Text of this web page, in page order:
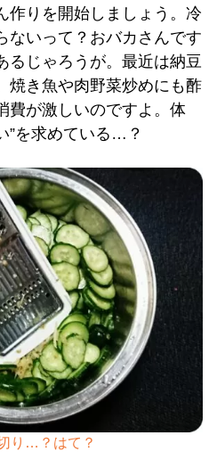
作りを開始しましょう。冷
ないって？おバカさんです
じゃろうが。最近は納豆
焼き魚や肉野菜炒めにも酢
費が激しいのですよ。体
”を求めている…？
り…？はて？